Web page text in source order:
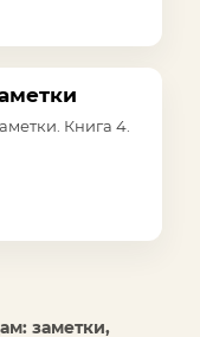
Книга 4.
заметки,